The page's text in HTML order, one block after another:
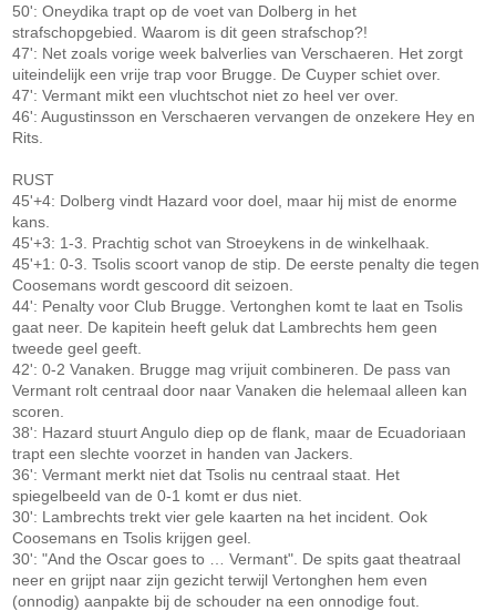
50': Oneydika trapt op de voet van Dolberg in het
strafschopgebied. Waarom is dit geen strafschop?!
47': Net zoals vorige week balverlies van Verschaeren. Het zorgt
uiteindelijk een vrije trap voor Brugge. De Cuyper schiet over.
47': Vermant mikt een vluchtschot niet zo heel ver over.
46': Augustinsson en Verschaeren vervangen de onzekere Hey en
Rits.
RUST
45'+4: Dolberg vindt Hazard voor doel, maar hij mist de enorme
kans.
45'+3: 1-3. Prachtig schot van Stroeykens in de winkelhaak.
45'+1: 0-3. Tsolis scoort vanop de stip. De eerste penalty die tegen
Coosemans wordt gescoord dit seizoen.
44': Penalty voor Club Brugge. Vertonghen komt te laat en Tsolis
gaat neer. De kapitein heeft geluk dat Lambrechts hem geen
tweede geel geeft.
42': 0-2 Vanaken. Brugge mag vrijuit combineren. De pass van
Vermant rolt centraal door naar Vanaken die helemaal alleen kan
scoren.
38': Hazard stuurt Angulo diep op de flank, maar de Ecuadoriaan
trapt een slechte voorzet in handen van Jackers.
36': Vermant merkt niet dat Tsolis nu centraal staat. Het
spiegelbeeld van de 0-1 komt er dus niet.
30': Lambrechts trekt vier gele kaarten na het incident. Ook
Coosemans en Tsolis krijgen geel.
30': "And the Oscar goes to … Vermant". De spits gaat theatraal
neer en grijpt naar zijn gezicht terwijl Vertonghen hem even
(onnodig) aanpakte bij de schouder na een onnodige fout.